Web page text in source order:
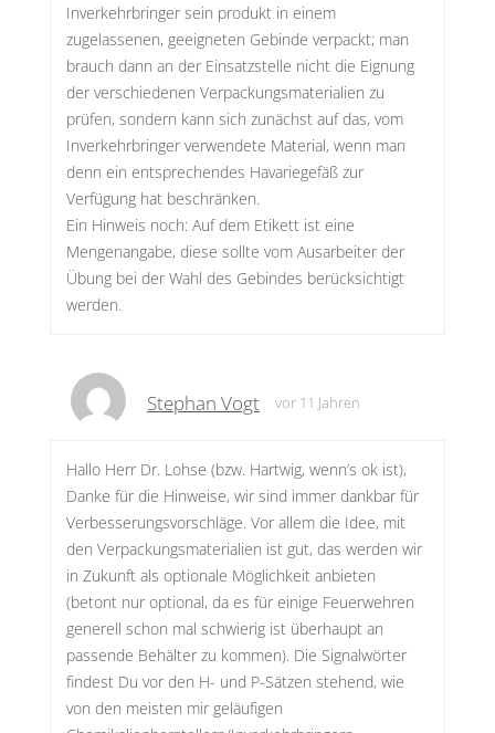
Inverkehrbringer sein produkt in einem
zugelassenen, geeigneten Gebinde verpackt; man
brauch dann an der Einsatzstelle nicht die Eignung
der verschiedenen Verpackungsmaterialien zu
prüfen, sondern kann sich zunächst auf das, vom
Inverkehrbringer verwendete Material, wenn man
denn ein entsprechendes Havariegefäß zur
Verfügung hat beschränken.
Ein Hinweis noch: Auf dem Etikett ist eine
Mengenangabe, diese sollte vom Ausarbeiter der
Übung bei der Wahl des Gebindes berücksichtigt
werden.
Stephan Vogt vor 11 Jahren
Hallo Herr Dr. Lohse (bzw. Hartwig, wenn’s ok ist),
Danke für die Hinweise, wir sind immer dankbar für
Verbesserungsvorschläge. Vor allem die Idee, mit
den Verpackungsmaterialien ist gut, das werden wir
in Zukunft als optionale Möglichkeit anbieten
(betont nur optional, da es für einige Feuerwehren
generell schon mal schwierig ist überhaupt an
passende Behälter zu kommen). Die Signalwörter
findest Du vor den H- und P-Sätzen stehend, wie
von den meisten mir geläufigen